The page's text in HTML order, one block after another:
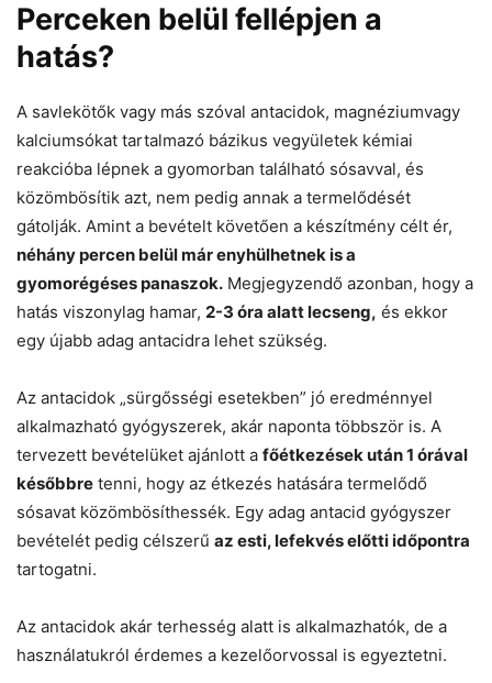
Perceken belül fellépjen a
hatás?
A savlekötők vagy más szóval antacidok, magnéziumvagy
kalciumsókat tartalmazó bázikus vegyületek kémiai
reakcióba lépnek a gyomorban található sósavval, és
közömbösítik azt, nem pedig annak a termelődését
gátolják. Amint a bevételt követően a készítmény célt ér,
néhány percen belül már enyhülhetnek is a
gyomorégéses panaszok. Megjegyzendő azonban, hogy a
hatás viszonylag hamar, 2-3 óra alatt lecseng, és ekkor
egy újabb adag antacidra lehet szükség.
Az antacidok „sürgősségi esetekben” jó eredménnyel
alkalmazható gyógyszerek, akár naponta többször is. A
tervezett bevételüket ajánlott a főétkezések után 1 órával
későbbre tenni, hogy az étkezés hatására termelődő
sósavat közömbösíthessék. Egy adag antacid gyógyszer
bevételét pedig célszerű az esti, lefekvés előtti időpontra
tartogatni.
Az antacidok akár terhesség alatt is alkalmazhatók, de a
használatukról érdemes a kezelőorvossal is egyeztetni.